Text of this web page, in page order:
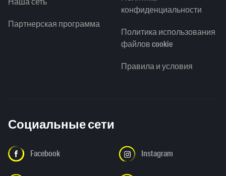
Партнерская программа
конфиденциальности
Политика использования
файлов cookie
Правила и условия
Социальные сети
Facebook Instagram